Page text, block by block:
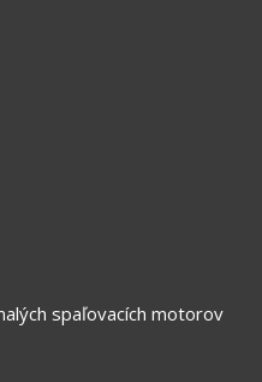
spaľovacích motorov